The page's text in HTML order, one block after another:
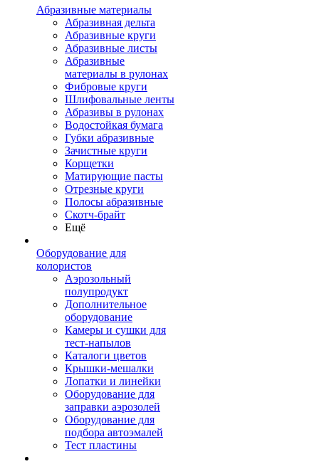
Абразивные материалы
Абразивная дельта
Абразивные круги
Абразивные листы
Абразивные
материалы в рулонах
Фибровые круги
Шлифовальные ленты
Абразивы в рулонах
Водостойкая бумага
Губки абразивные
Зачистные круги
Корщетки
Матирующие пасты
Отрезные круги
Полосы абразивные
Скотч-брайт
Ещё
Оборудование для
колористов
Аэрозольный
полупродукт
Дополнительное
оборудование
Камеры и сушки для
тест-напылов
Каталоги цветов
Крышки-мешалки
Лопатки и линейки
Оборудование для
заправки аэрозолей
Оборудование для
подбора автоэмалей
Тест пластины